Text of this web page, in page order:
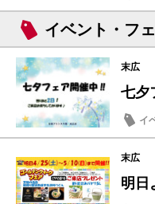
イベント・フ
末広
七夕
イ
末広
明日